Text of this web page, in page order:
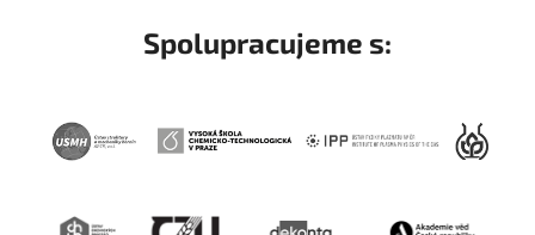
Spolupracujeme s: